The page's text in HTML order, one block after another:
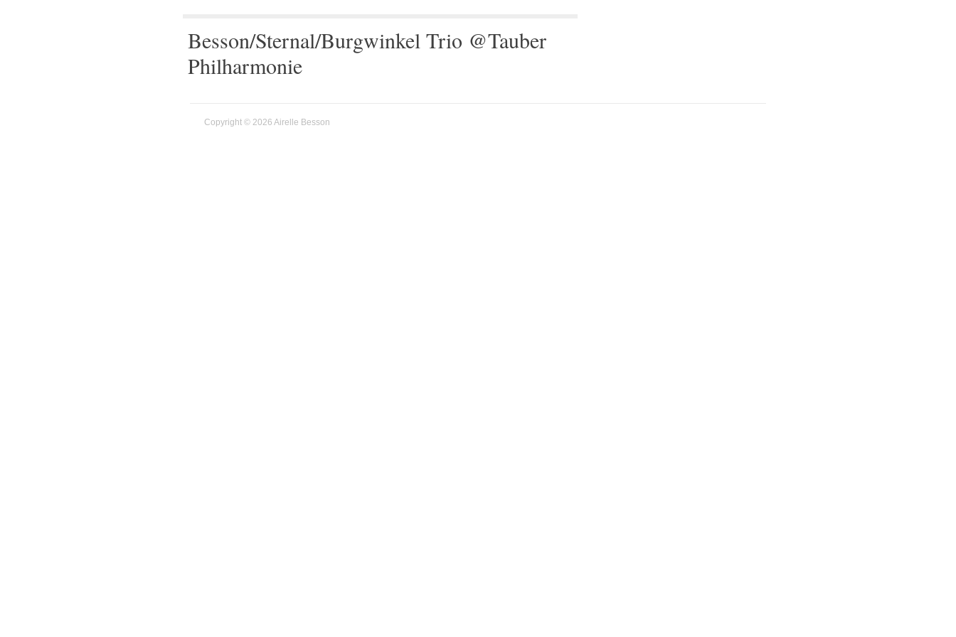
Besson/Sternal/Burgwinkel Trio @Tauber
Philharmonie
Copyright © 2026 Airelle Besson